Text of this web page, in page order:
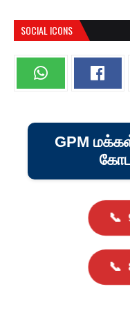
SOCIAL ICONS
GPM
📞
📞